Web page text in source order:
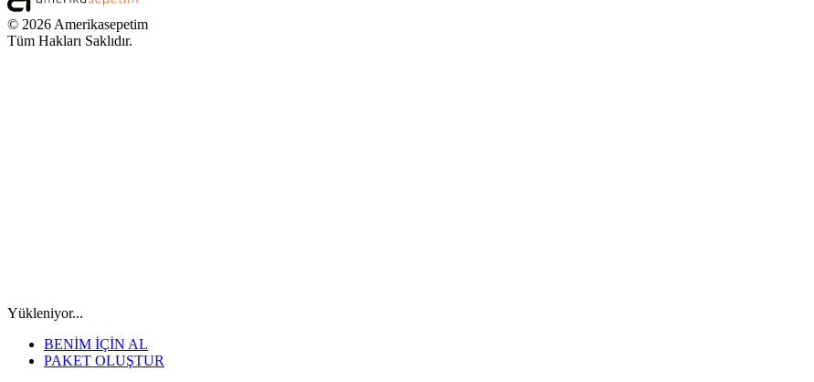
© 2026 Amerikasepetim
Tüm Hakları Saklıdır.
Yükleniyor...
BENİM İÇİN AL
PAKET OLUŞTUR